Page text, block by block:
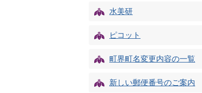
水美研
ピコット
町界町名変更内容の一覧
新しい郵便番号のご案内